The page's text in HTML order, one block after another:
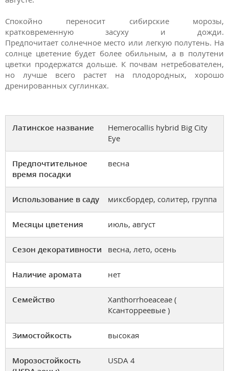
Спокойно переносит сибирские морозы,
кратковременную засуху и дожди.
Предпочитает солнечное место или легкую полутень. На
солнце цветение будет более обильным, а в полутени
цветки продержатся дольше. К почвам нетребователен,
но лучше всего растет на плодородных, хорошо
дренированных суглинках.
Латинское название
Hemerocallis hybrid Big City
Eye
Предпочтительное
время посадки
весна
Использование в саду миксбордер, солитер, группа
Месяцы цветения июль, август
Сезон декоративности весна, лето, осень
Наличие аромата нет
Семейство
Xanthorrhoeaceae (
Ксaнторреевые )
Зимостойкость высокая
Морозостойкость
USDA 4